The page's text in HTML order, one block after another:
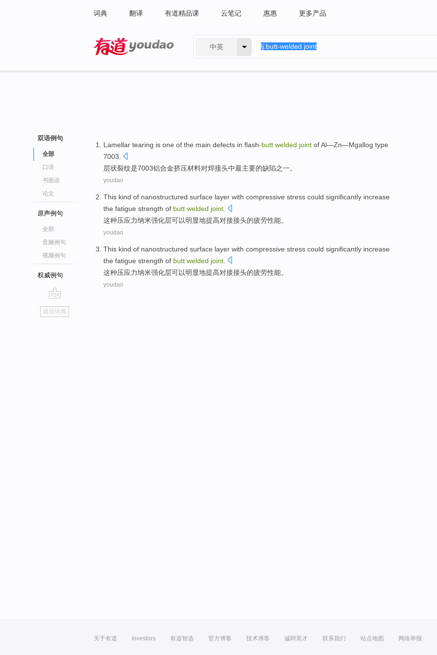
词典 翻译 有道精品课 云笔记 惠惠 更多产品
中英
双语例句
全部
口语
书面语
论文
原声例句
全部
音频例句
视频例句
权威例句
go
top
返回词典
Lamellar tearing is one of the main defects in flash-butt welded joint of Al—Zn—Mgallog type
7003.
层状裂纹是7003铝合金挤压材料对焊接头中最主要的缺陷之一。
youdao
This kind of nanostructured surface layer with compressive stress could significantly increase
the fatigue strength of butt welded joint
这种压应力纳米强化层可以明显地提高对接接头的疲劳性能。
youdao
This kind of nanostructured surface layer with compressive stress could significantly increase
the fatigue strength of butt welded joint
这种压应力纳米强化层可以明显地提高对接接头的疲劳性能。
youdao
关于有道 Investors 有道智选 官方博客 技术博客 诚聘英才 联系我们 站点地图 网络举报